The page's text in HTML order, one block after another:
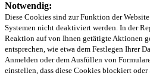
Notwendig:
Diese Cookies sind zur Funktion der
Systemen nicht deaktiviert werden. In der
Reaktion auf von Ihnen getätigte Aktionen
entsprechen, wie etwa dem Festlegen Ihrer
Anmelden oder dem Ausfüllen von
einstellen, dass diese Cookies blockiert oder